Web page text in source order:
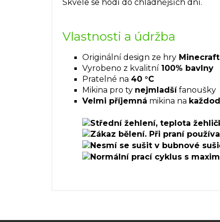
Skvěle se hodí do chladnějších dní.
Vlastnosti a údržba
Originální design ze hry Minecraft
Vyrobeno z kvalitní 100% bavlny
Pratelné na 40 °C
Mikina pro ty nejmladšífanoušky
Velmi příjemná mikina na